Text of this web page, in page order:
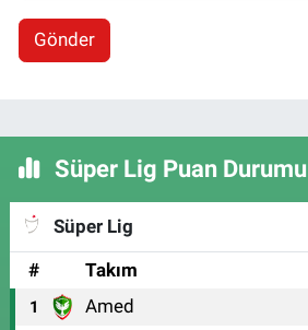
Gönder
Süper Lig Puan Durumu
Süper Lig
#
Takım
1 Amed